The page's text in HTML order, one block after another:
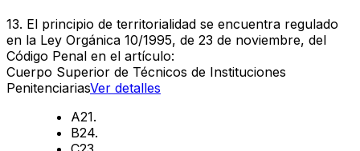
13. El principio de territorialidad se encuentra regulado
en la Ley Orgánica 10/1995, de 23 de noviembre, del
Código Penal en el artículo:
Cuerpo Superior de Técnicos de Instituciones
PenitenciariasVer detalles
A21.
B24.